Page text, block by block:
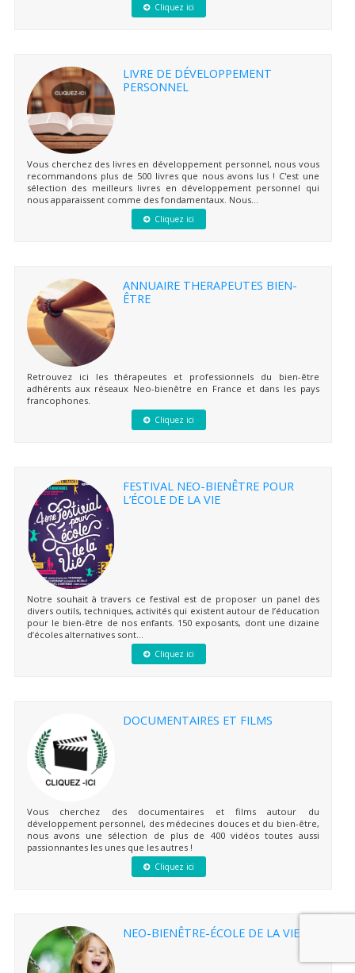
Cliquez ici
LIVRE DE DÉVELOPPEMENT
PERSONNEL
Vous cherchez des livres en développement personnel, nous vous
recommandons plus de 500 livres que nous avons lus ! C'est une
sélection des meilleurs livres en développement personnel qui
nous apparaissent comme des fondamentaux. Nous...
Cliquez ici
ANNUAIRE THERAPEUTES BIEN-
ÊTRE
Retrouvez ici les thérapeutes et professionnels du bien-être
adhérents aux réseaux Neo-bienêtre en France et dans les pays
francophones.
Cliquez ici
FESTIVAL NEO-BIENÊTRE POUR
L’ÉCOLE DE LA VIE
Notre souhait à travers ce festival est de proposer un panel des
divers outils, techniques, activités qui existent autour de l’éducation
pour le bien-être de nos enfants. 150 exposants, dont une dizaine
d’écoles alternatives sont...
Cliquez ici
DOCUMENTAIRES ET FILMS
Vous cherchez des documentaires et films autour du
développement personnel, des médecines douces et du bien-être,
nous avons une sélection de plus de 400 vidéos toutes aussi
passionnantes les unes que les autres !
Cliquez ici
NEO-BIENÊTRE-ÉCOLE DE LA VIE